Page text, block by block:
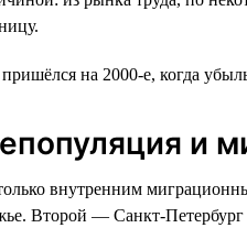
на 2000-е, когда
и
внутренним
Второй — Санкт-